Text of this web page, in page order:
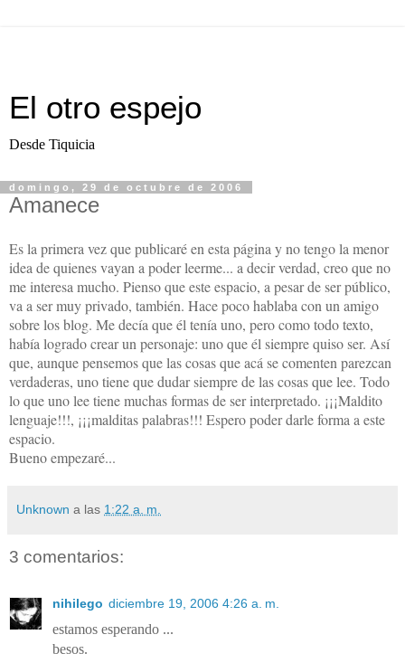
El otro espejo
Desde Tiquicia
domingo, 29 de octubre de 2006
Amanece
Es la primera vez que publicaré en esta página y no tengo la menor
idea de quienes vayan a poder leerme... a decir verdad, creo que no
me interesa mucho. Pienso que este espacio, a pesar de ser público,
va a ser muy privado, también. Hace poco hablaba con un amigo
sobre los blog. Me decía que él tenía uno, pero como todo texto,
había logrado crear un personaje: uno que él siempre quiso ser. Así
que, aunque pensemos que las cosas que acá se comenten parezcan
verdaderas, uno tiene que dudar siempre de las cosas que lee. Todo
lo que uno lee tiene muchas formas de ser interpretado. ¡¡¡Maldito
lenguaje!!!, ¡¡¡malditas palabras!!! Espero poder darle forma a este
espacio.
Bueno empezaré...
Unknown a las 1:22 a. m.
3 comentarios:
nihilego diciembre 19, 2006 4:26 a. m.
estamos esperando ...
besos.